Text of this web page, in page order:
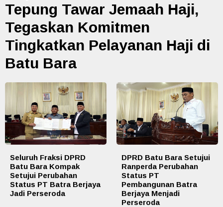
Tepung Tawar Jemaah Haji,
Tegaskan Komitmen
Tingkatkan Pelayanan Haji di
Batu Bara
Seluruh Fraksi DPRD
Batu Bara Kompak
Setujui Perubahan
Status PT Batra Berjaya
Jadi Perseroda
DPRD Batu Bara Setujui
Ranperda Perubahan
Status PT
Pembangunan Batra
Berjaya Menjadi
Perseroda